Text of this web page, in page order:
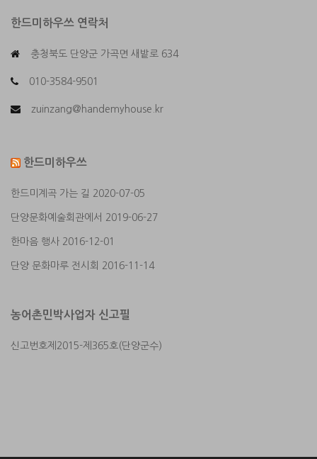
한드미하우쓰 연락처
충청북도 단양군 가곡면 새밭로 634
010-3584-9501
zuinzang@handemyhouse.kr
한드미하우쓰
한드미계곡 가는 길 2020-07-05
단양문화예술회관에서 2019-06-27
한마음 행사 2016-12-01
단양 문화마루 전시회 2016-11-14
농어촌민박사업자 신고필
신고번호제2015-제365호(단양군수)